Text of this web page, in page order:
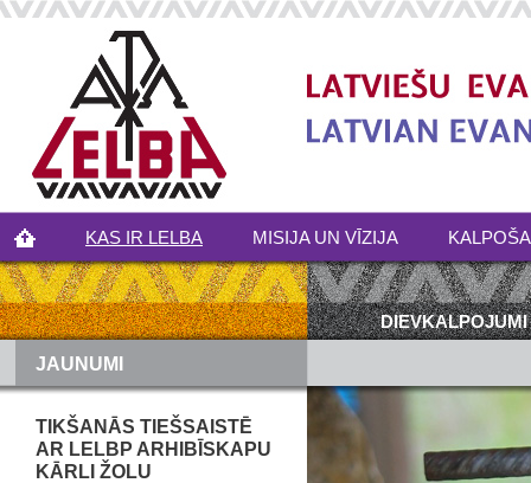
KAS IR LELBA MISIJA UN VĪZIJA
DIEVKALPOJUMI
JAUNUMI
TIKŠANĀS TIEŠSAISTĒ
AR LELBP ARHIBĪSKAPU
KĀRLI ŽOLU